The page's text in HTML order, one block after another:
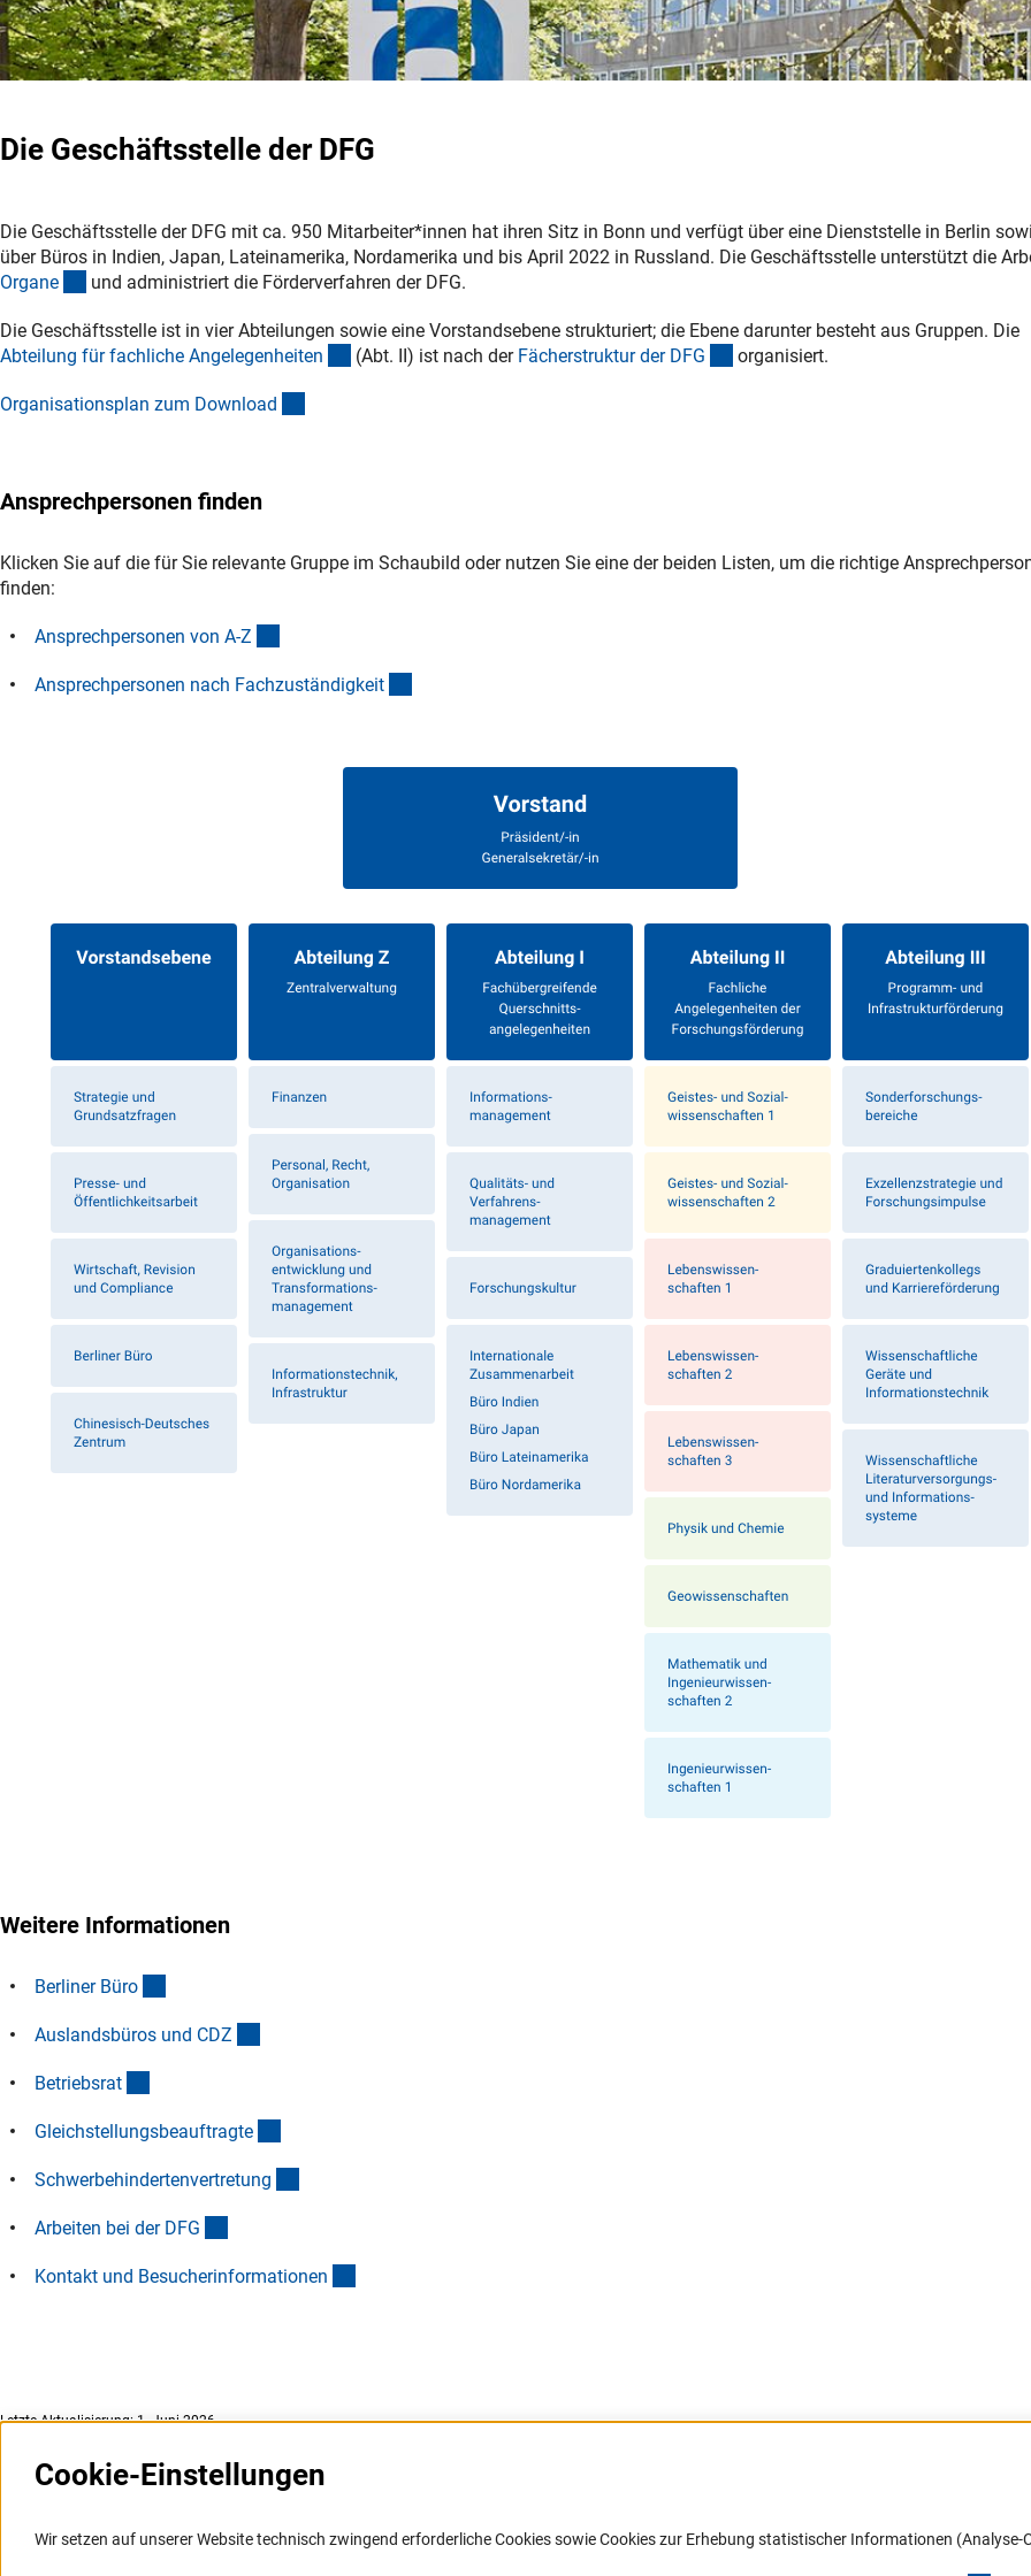
Die Geschäftsstelle der DFG
Die Geschäftsstelle der DFG mit ca. 950 Mitarbeiter*innen hat ihren Sitz in Bonn und verfügt über eine Dienststelle in Berlin
über Büros in Indien, Japan, Lateinamerika, Nordamerika und bis April 2022 in Russland. Die Geschäftsstelle unterstützt die
Organe (interner Link)
und administriert die Förderverfahren der DFG.
Die Geschäftsstelle ist in vier Abteilungen sowie eine Vorstandsebene strukturiert; die Ebene darunter besteht aus Gruppen. Die
Abteilung für fachliche Angelegenheiten (interner Link)
(Abt. II) ist nach der Fächerstruktur der DFG (interner Link)
organisiert.
Organisationsplan zum Download
Ansprechpersonen finden
Klicken Sie auf die für Sie relevante Gruppe im Schaubild oder nutzen Sie eine der beiden Listen, um die richtige
finden:
Ansprechpersonen von A-Z
Ansprechpersonen nach Fachzuständigkeit
Weitere Informationen
Berliner Büro
Auslandsbüros und CDZ
Betriebsrat
Gleichstellungsbeauftragte
Schwerbehindertenvertretung
Arbeiten bei der DFG
Kontakt und Besucherinformationen
Letzte Aktualisierung: 1. Juni 2026
Informationssysteme
Cookie-Einstellungen
Wir setzen auf unserer Website technisch zwingend erforderliche Cookies sowie Cookies zur Erhebung statistischer Informationen (Analyse-